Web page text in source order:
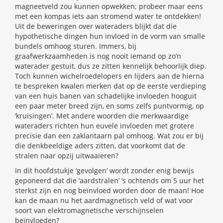
magneetveld zou kunnen opwekken; probeer maar eens
met een kompas iets aan stromend water te ontdekken!
Uit de beweringen over wateraders blijkt dat die
hypothetische dingen hun invloed in de vorm van smalle
bundels omhoog sturen. Immers, bij
graafwerkzaamheden is nog nooit iemand op zo’n
waterader gestuit, dus ze zitten kennelijk behoorlijk diep.
Toch kunnen wichelroedelopers en lijders aan de hierna
te bespreken kwalen merken dat op de eerste verdieping
van een huis banen van schadelijke invloeden hooguit
een paar meter breed zijn, en soms zelfs puntvormig, op
‘kruisingen’. Met andere woorden die merkwaardige
wateraders richten hun euvele invloeden met grotere
precisie dan een zaklantaarn pal omhoog. Wat zou er bij
die denkbeeldige aders zitten, dat voorkomt dat de
stralen naar opzij uitwaaieren?
In dit hoofdstukje ‘gevolgen’ wordt zonder enig bewijs
geponeerd dat die ‘aardstralen’ ’s ochtends om 5 uur het
sterkst zijn en nog beïnvloed worden door de maan! Hoe
kan de maan nu het aardmagnetisch veld of wat voor
soort van elektromagnetische verschijnselen
beïnvloeden?